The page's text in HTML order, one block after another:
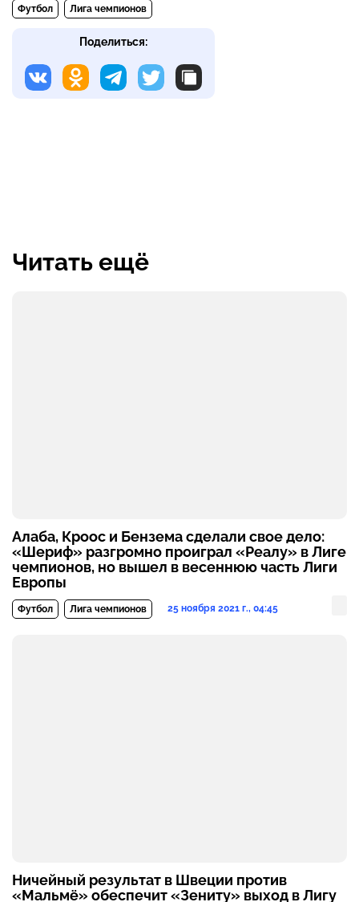
Футбол Лига чемпионов
Поделиться:
Читать ещё
Алаба, Кроос и Бензема сделали свое дело:
«Шериф» разгромно проиграл «Реалу» в Лиге
чемпионов, но вышел в весеннюю часть Лиги
Европы
Футбол Лига чемпионов 25 ноября 2021 г., 04:45
Ничейный результат в Швеции против
«Мальмё» обеспечит «Зениту» выход в Лигу